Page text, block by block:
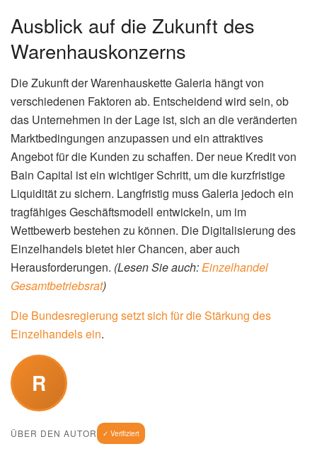
Ausblick auf die Zukunft des
Warenhauskonzerns
Die Zukunft der Warenhauskette Galeria hängt von
verschiedenen Faktoren ab. Entscheidend wird sein, ob
das Unternehmen in der Lage ist, sich an die veränderten
Marktbedingungen anzupassen und ein attraktives
Angebot für die Kunden zu schaffen. Der neue Kredit von
Bain Capital ist ein wichtiger Schritt, um die kurzfristige
Liquidität zu sichern. Langfristig muss Galeria jedoch ein
tragfähiges Geschäftsmodell entwickeln, um im
Wettbewerb bestehen zu können. Die Digitalisierung des
Einzelhandels bietet hier Chancen, aber auch
Herausforderungen. (Lesen Sie auch: Einzelhandel
Gesamtbetriebsrat)
Die Bundesregierung setzt sich für die Stärkung des
Einzelhandels ein.
R
ÜBER DEN AUTOR ✓ Verifiziert